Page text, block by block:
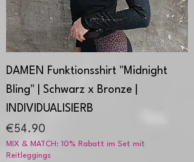
DAMEN Funktionsshirt "Midnight
Bling" | Schwarz x Bronze |
INDIVIDUALISIERB
Price
€54.90
MIX & MATCH: 10% Rabatt im Set mit
Reitleggings